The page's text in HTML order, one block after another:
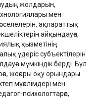
жолдарын,
мен
ақпараттық
айқындауға,
қызметінің
үдеріс субъектілерін
мүмкіндік берді. Бұл
жоғары оқу орындары
мұғалімдері мен
психологтарға,